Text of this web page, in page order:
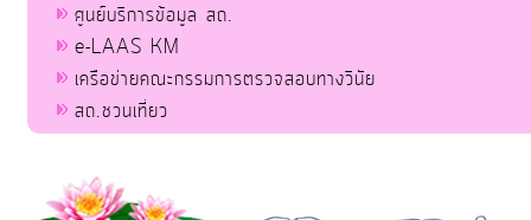
ศูนย์บริการข้อมูล สถ.
e-LAAS KM
เครือข่ายคณะกรรมการตรวจสอบทางวินัย
สถ.ชวนเที่ยว